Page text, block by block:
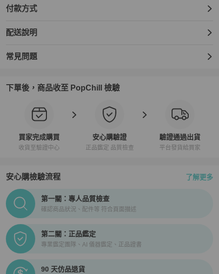
付款方式
配送說明
常見問題
下單後，商品收至 PopChill 檢驗
買家完成購買
收貨至驗證中心
安心購驗證
正品鑑定 品質檢查
驗證通過出貨
平台發貨給買家
安心購檢驗流程 了解更多
PopChill拍拍圈正品驗證、安心購檢驗流程介紹
第一關：專人品質檢查
確認商品狀況、配件等 符合頁面描述
第二關：正品鑑定
專業鑑定團隊、AI 儀器鑑定、正品證書
90 天仿品退貨